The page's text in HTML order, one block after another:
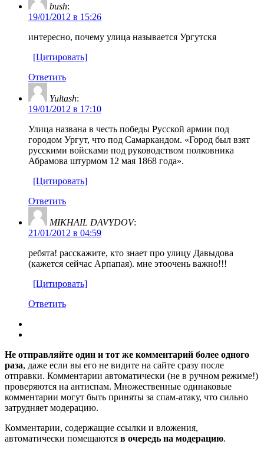
bush:
19/01/2012 в 15:26
интересно, почему улица называется Ургутскя
[Цитировать]
Ответить
Yultash:
19/01/2012 в 17:10
Улица названа в честь победы Русской армии под
городом Ургут, что под Самаркандом. «Город был взят
русскими войсками под руководством полковника
Абрамова штурмом 12 мая 1868 года».
[Цитировать]
Ответить
MIKHAIL DAVYDOV:
21/01/2012 в 04:59
ребята! расскажите, кто знает про улицу Давыдова
(кажется сейчас Арпапая). мне этоочень важно!!!
[Цитировать]
Ответить
Не отправляйте один и тот же комментарий более одного
раза, даже если вы его не видите на сайте сразу после
отправки. Комментарии автоматически (не в ручном режиме!)
проверяются на антиспам. Множественные одинаковые
комментарии могут быть приняты за спам-атаку, что сильно
затрудняет модерацию.
Комментарии, содержащие ссылки и вложения,
автоматически помещаются в очередь на модерацию.